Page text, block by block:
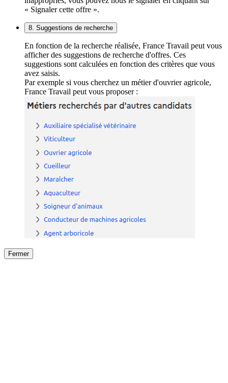
« Signaler cette offre ».
8. Suggestions de recherche
En fonction de la recherche réalisée, France Travail peut vous
afficher des suggestions de recherche d'offres. Ces
suggestions sont calculées en fonction des critères que vous
avez saisis.
Par exemple si vous cherchez un métier d'ouvrier agricole,
France Travail peut vous proposer :
Fermer